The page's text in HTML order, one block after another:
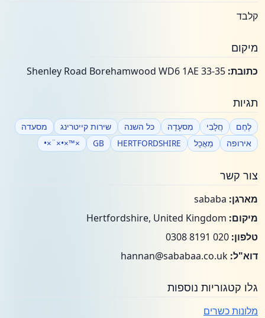
קלבד
מיקום
כתובת:
תגיות
לֶחֶם חֲלָבִי מִסעָדָה כל השנה שירות קייטרינג
מסעדה
אירופה
מַאֲכָל HERTFORDSHIRE
GB
×™×•×¨×•
צור קשר
מארגן:
מיקום:
טלפון:
דוא"ל: hannan@sababaa.co.uk
גלו קטגוריות נוספות
מלונות כשרים